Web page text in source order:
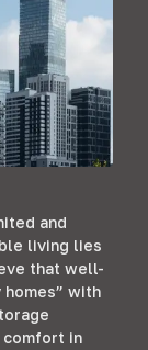
and
living lies
that well-
with
comfort in